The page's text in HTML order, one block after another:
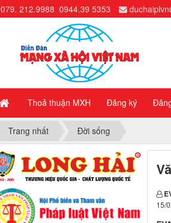
Thoả thuận MXH Đăng ký
079. 212.9988 0944.39 5353
Trang nhất Đời sống
15/